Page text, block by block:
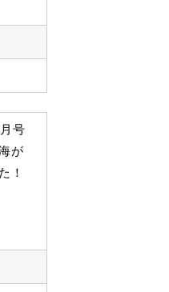
号
が
！